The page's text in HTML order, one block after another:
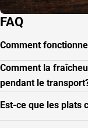
FAQ
Comment
Comment la
pendant le
Est-ce que les plats